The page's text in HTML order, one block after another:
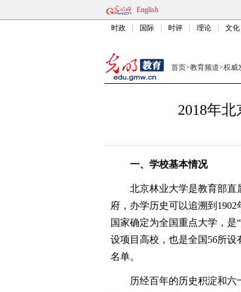
English
时政 国际 时评 理论 文化
首页>教育频道>权威
2018年
一、学校基本情况
北京林业大学是教育部直
府，办学历史可以追溯到
国家确定为全国重点大学，是
设项目高校，也是全国56所设
名单。
历经百年的历史积淀和六